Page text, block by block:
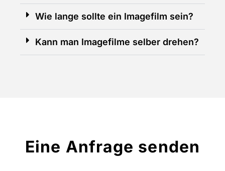
Wie lange sollte ein Imagefilm sein?
Kann man Imagefilme selber drehen?
Eine Anfrage senden